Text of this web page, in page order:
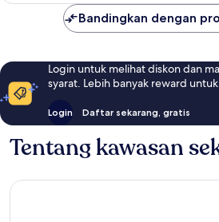
Bandingkan dengan
Login untuk melihat diskon dan
syarat. Lebih banyak reward
Login Daftar sekarang, gratis
Tentang kawasan